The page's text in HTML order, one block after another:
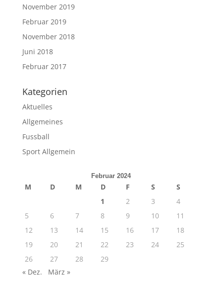
November 2019
Februar 2019
November 2018
Juni 2018
Februar 2017
Kategorien
Aktuelles
Allgemeines
Fussball
Sport Allgemein
Februar 2024
M D M D F S
S
1
2 3
4
5
6 7 8 9 10
11
12
13 14 15 16 17
18
19
20 21 22 23 24
25
26
27 28
29
« Dez.
März »